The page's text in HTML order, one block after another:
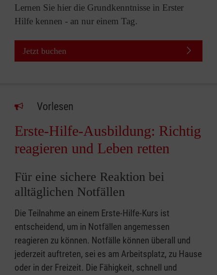
Lernen Sie hier die Grundkenntnisse in Erster
Hilfe kennen - an nur einem Tag.
Jetzt buchen
Vorlesen
Erste-Hilfe-Ausbildung: Richtig
reagieren und Leben retten
Für eine sichere Reaktion bei
alltäglichen Notfällen
Die Teilnahme an einem Erste-Hilfe-Kurs ist
entscheidend, um in Notfällen angemessen
reagieren zu können. Notfälle können überall und
jederzeit auftreten, sei es am Arbeitsplatz, zu Hause
oder in der Freizeit. Die Fähigkeit, schnell und